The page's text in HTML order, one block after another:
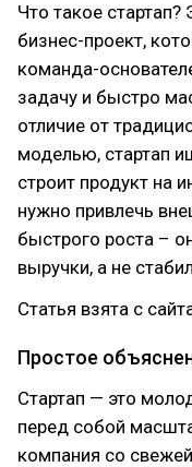
Что такое
бизнес-проект,
команда-
задачу и быстро
отличие от
моделью, стартап
строит продукт на
нужно привлечь
быстрого роста –
выручки, а не
Статья взята с
Простое
Стартап — это
перед собой
компания со